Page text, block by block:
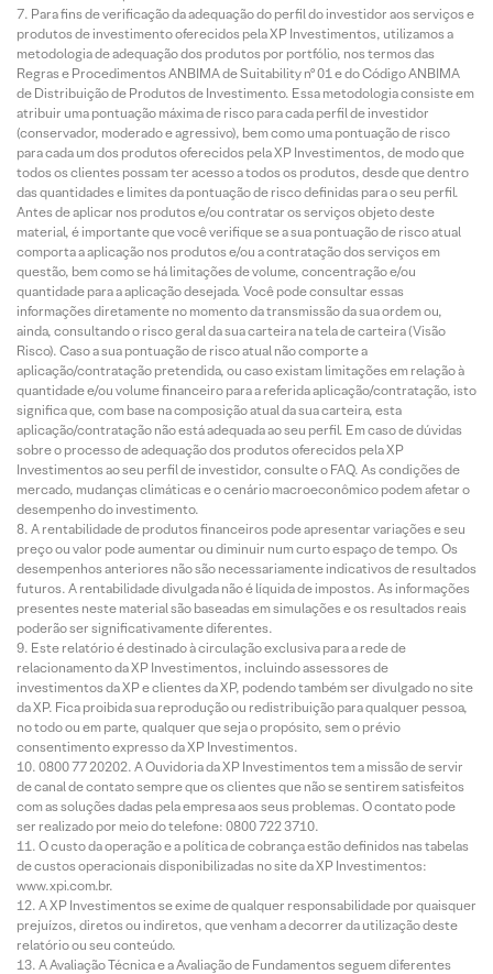
Para fins de verificação da adequação do perfil do investidor aos serviços e
produtos de investimento oferecidos pela XP Investimentos, utilizamos a
metodologia de adequação dos produtos por portfólio, nos termos das
Regras e Procedimentos ANBIMA de Suitability nº 01 e do Código ANBIMA
de Distribuição de Produtos de Investimento. Essa metodologia consiste em
atribuir uma pontuação máxima de risco para cada perfil de investidor
(conservador, moderado e agressivo), bem como uma pontuação de risco
para cada um dos produtos oferecidos pela XP Investimentos, de modo que
todos os clientes possam ter acesso a todos os produtos, desde que dentro
das quantidades e limites da pontuação de risco definidas para o seu perfil.
Antes de aplicar nos produtos e/ou contratar os serviços objeto deste
material, é importante que você verifique se a sua pontuação de risco atual
comporta a aplicação nos produtos e/ou a contratação dos serviços em
questão, bem como se há limitações de volume, concentração e/ou
quantidade para a aplicação desejada. Você pode consultar essas
informações diretamente no momento da transmissão da sua ordem ou,
ainda, consultando o risco geral da sua carteira na tela de carteira (Visão
Risco). Caso a sua pontuação de risco atual não comporte a
aplicação/contratação pretendida, ou caso existam limitações em relação à
quantidade e/ou volume financeiro para a referida aplicação/contratação, isto
significa que, com base na composição atual da sua carteira, esta
aplicação/contratação não está adequada ao seu perfil. Em caso de dúvidas
sobre o processo de adequação dos produtos oferecidos pela XP
Investimentos ao seu perfil de investidor, consulte o FAQ. As condições de
mercado, mudanças climáticas e o cenário macroeconômico podem afetar o
desempenho do investimento.
A rentabilidade de produtos financeiros pode apresentar variações e seu
preço ou valor pode aumentar ou diminuir num curto espaço de tempo. Os
desempenhos anteriores não são necessariamente indicativos de resultados
futuros. A rentabilidade divulgada não é líquida de impostos. As informações
presentes neste material são baseadas em simulações e os resultados reais
poderão ser significativamente diferentes.
Este relatório é destinado à circulação exclusiva para a rede de
relacionamento da XP Investimentos, incluindo assessores de
investimentos da XP e clientes da XP, podendo também ser divulgado no site
da XP. Fica proibida sua reprodução ou redistribuição para qualquer pessoa,
no todo ou em parte, qualquer que seja o propósito, sem o prévio
consentimento expresso da XP Investimentos.
0800 77 20202. A Ouvidoria da XP Investimentos tem a missão de servir
de canal de contato sempre que os clientes que não se sentirem satisfeitos
com as soluções dadas pela empresa aos seus problemas. O contato pode
ser realizado por meio do telefone: 0800 722 3710.
O custo da operação e a política de cobrança estão definidos nas tabelas
de custos operacionais disponibilizadas no site da XP Investimentos:
www.xpi.com.br.
A XP Investimentos se exime de qualquer responsabilidade por quaisquer
prejuízos, diretos ou indiretos, que venham a decorrer da utilização deste
relatório ou seu conteúdo.
A Avaliação Técnica e a Avaliação de Fundamentos seguem diferentes